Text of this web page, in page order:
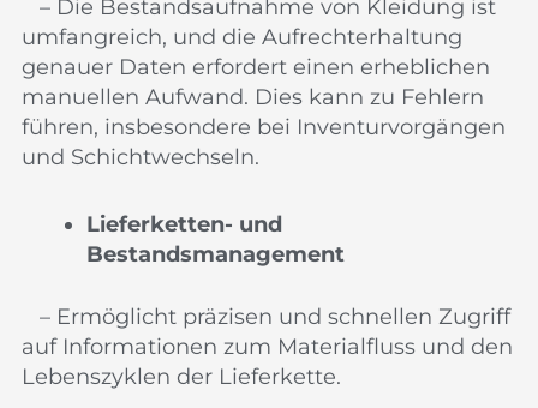
– Die Bestandsaufnahme von Kleidung ist
umfangreich, und die Aufrechterhaltung
genauer Daten erfordert einen erheblichen
manuellen Aufwand. Dies kann zu Fehlern
führen, insbesondere bei Inventurvorgängen
und Schichtwechseln.
Lieferketten- und
Bestandsmanagement
– Ermöglicht präzisen und schnellen Zugriff
auf Informationen zum Materialfluss und den
Lebenszyklen der Lieferkette.